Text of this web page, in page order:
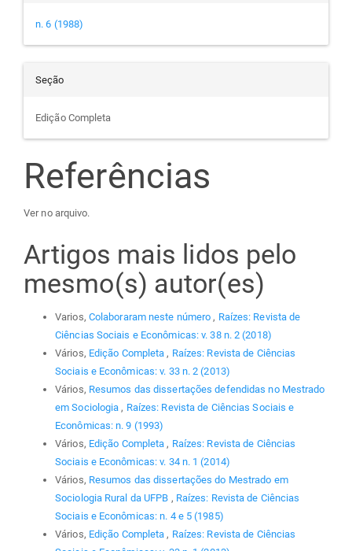
n. 6 (1988)
Seção
Edição Completa
Referências
Ver no arquivo.
Artigos mais lidos pelo
mesmo(s) autor(es)
Varios, Colaboraram neste número , Raízes: Revista de
Ciências Sociais e Econômicas: v. 38 n. 2 (2018)
Vários, Edição Completa , Raízes: Revista de Ciências
Sociais e Econômicas: v. 33 n. 2 (2013)
Vários, Resumos das dissertações defendidas no Mestrado
em Sociologia , Raízes: Revista de Ciências Sociais e
Econômicas: n. 9 (1993)
Vários, Edição Completa , Raízes: Revista de Ciências
Sociais e Econômicas: v. 34 n. 1 (2014)
Vários, Resumos das dissertações do Mestrado em
Sociologia Rural da UFPB , Raízes: Revista de Ciências
Sociais e Econômicas: n. 4 e 5 (1985)
Vários, Edição Completa , Raízes: Revista de Ciências